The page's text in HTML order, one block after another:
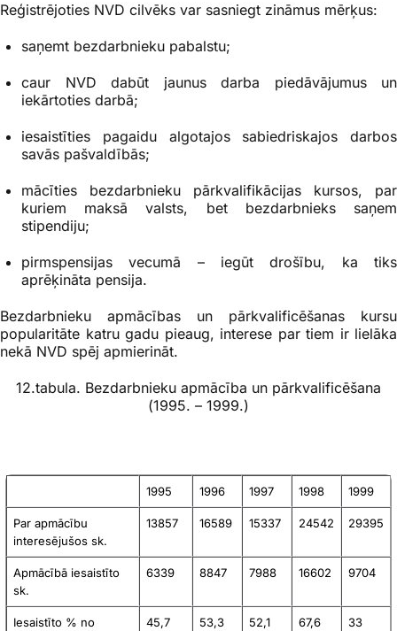
Reģistrējoties NVD cilvēks var sasniegt zināmus mērķus:
saņemt bezdarbnieku pabalstu;
caur NVD dabūt jaunus darba piedāvājumus un
iekārtoties darbā;
iesaistīties pagaidu algotajos sabiedriskajos darbos
savās pašvaldībās;
mācīties bezdarbnieku pārkvalifikācijas kursos, par
kuriem maksā valsts, bet bezdarbnieks saņem
stipendiju;
pirmspensijas vecumā – iegūt drošību, ka tiks
aprēķināta pensija.
Bezdarbnieku apmācības un pārkvalificēšanas kursu
popularitāte katru gadu pieaug, interese par tiem ir lielāka
nekā NVD spēj apmierināt.
12.tabula. Bezdarbnieku apmācība un pārkvalificēšana
(1995. – 1999.)
1995 1996 1997 1998 1999
Par apmācību
interesējušos sk.
13857 16589 15337 24542 29395
Apmācībā iesaistīto
sk.
6339 8847 7988 16602 9704
Iesaistīto % no
45,7 53,3 52,1 67,6 33